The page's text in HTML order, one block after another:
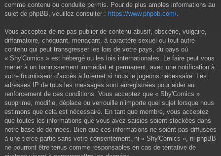
comme contenu ou conduite permis. Pour de plus amples informations au
sujet de phpBB, veuillez consulter : https://www.phpbb.com/
Vous acceptez de ne pas publier de contenu abusif, obscène, vulgaire,
diffamatoire, choquant, menaçant, à caractère sexuel ou tout autre
contenu qui peut transgresser les lois de votre pays, du pays où
« Shy'Comics » est hébergé ou les lois internationales. Le faire peut vous
mener à un bannissement immédiat et permanent, avec une notification à
votre fournisseur d’accès à Internet si nous le jugeons nécessaire. Les
adresses IP de tous les messages sont enregistrées pour aider au
renforcement de ces conditions. Vous acceptez que « Shy'Comics »
supprime, modifie, déplace ou verrouille n’importe quel sujet lorsque nous
estimons que cela est nécessaire. En tant que membre, vous acceptez
que toutes les informations que vous avez saisies soient stockées dans
notre base de données. Bien que ces informations ne soient pas diffusées
à une tierce partie sans votre consentement, ni « Shy'Comics », ni phpBB
ne pourront être tenus comme responsables en cas de tentative de